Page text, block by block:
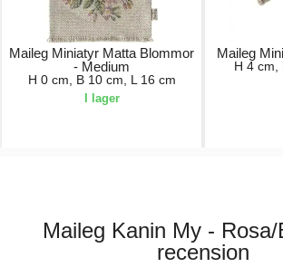
Maileg Miniatyr Matta Blommor
- Medium
H 0 cm, B 10 cm, L 16 cm
I lager
Maileg
H 4 cm,
Maileg Kanin My -
recension